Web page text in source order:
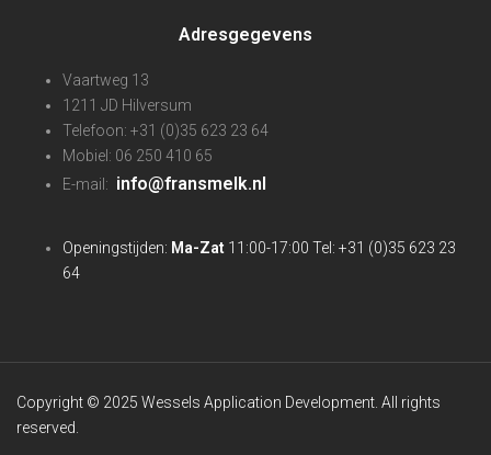
Adresgegevens
Vaartweg 13
1211 JD Hilversum
Telefoon: +31 (0)35 623 23 64
Mobiel: 06 250 410 65
E-mail: info@fransmelk.nl
Openingstijden: Ma-Zat 11:00-17:00 Tel: +31 (0)35 623 23
64
Copyright © 2025 Wessels Application Development. All rights
reserved.